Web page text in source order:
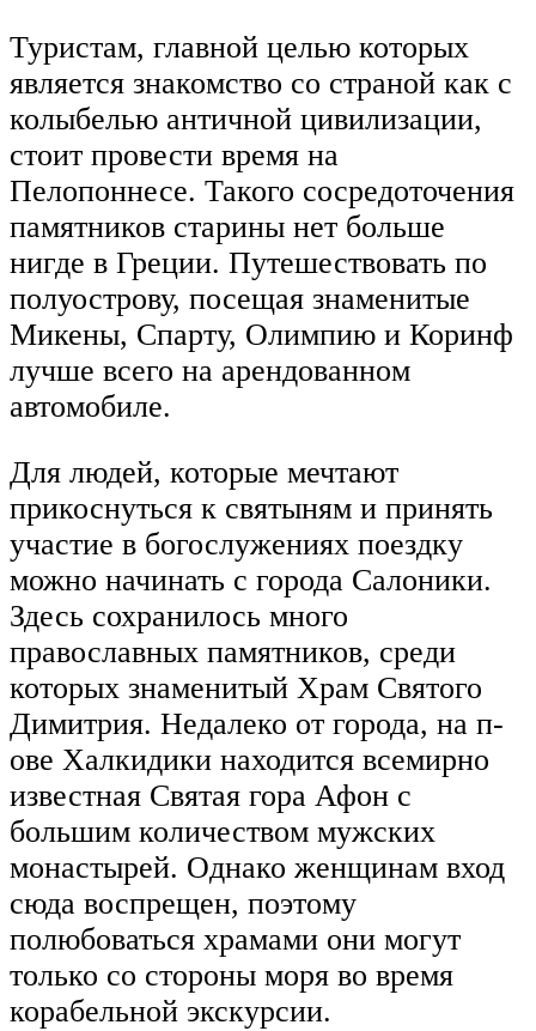
Туристам, главной целью которых
является знакомство со страной как с
колыбелью античной цивилизации,
стоит провести время на
Пелопоннесе. Такого сосредоточения
памятников старины нет больше
нигде в Греции. Путешествовать по
полуострову, посещая знаменитые
Микены, Спарту, Олимпию и Коринф
лучше всего на арендованном
автомобиле.
Для людей, которые мечтают
прикоснуться к святыням и принять
участие в богослужениях поездку
можно начинать с города Салоники.
Здесь сохранилось много
православных памятников, среди
которых знаменитый Храм Святого
Димитрия. Недалеко от города, на п-
ове Халкидики находится всемирно
известная Святая гора Афон с
большим количеством мужских
монастырей. Однако женщинам вход
сюда воспрещен, поэтому
полюбоваться храмами они могут
только со стороны моря во время
корабельной экскурсии.